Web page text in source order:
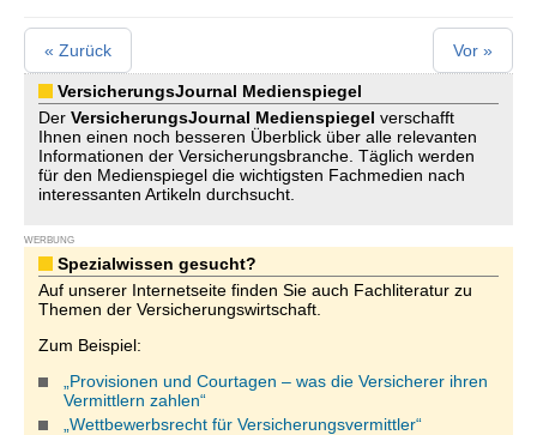
« Zurück Vor »
VersicherungsJournal Medienspiegel
Der VersicherungsJournal Medienspiegel verschafft
Ihnen einen noch besseren Überblick über alle relevanten
Informationen der Versicherungsbranche. Täglich werden
für den Medienspiegel die wichtigsten Fachmedien nach
interessanten Artikeln durchsucht.
WERBUNG
Spezialwissen gesucht?
Auf unserer Internetseite finden Sie auch Fachliteratur zu
Themen der Versicherungswirtschaft.
Zum Beispiel:
„Provisionen und Courtagen – was die Versicherer ihren
Vermittlern zahlen“
„Wettbewerbsrecht für Versicherungsvermittler“